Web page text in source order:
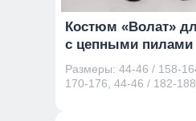
Костюм «Волат»
с цепными пилами
Размеры: 44-46 / 158-
170-176, 44-46 / 182-